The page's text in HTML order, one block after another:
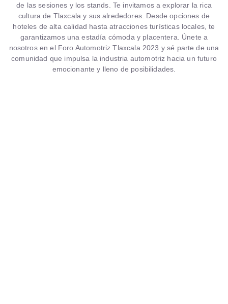
de las sesiones y los stands. Te invitamos a explorar la rica
cultura de Tlaxcala y sus alrededores. Desde opciones de
hoteles de alta calidad hasta atracciones turísticas locales, te
garantizamos una estadía cómoda y placentera. Únete a
nosotros en el Foro Automotriz Tlaxcala 2023 y sé parte de una
comunidad que impulsa la industria automotriz hacia un futuro
emocionante y lleno de posibilidades.